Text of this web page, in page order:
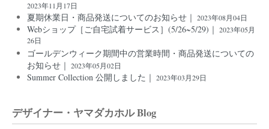
2023年11月17日
夏期休業日・商品発送についてのお知らせ｜ 2023年08月04日
Webショップ［ご自宅試着サービス］(5/26~5/29)｜ 2023年05月
26日
ゴールデンウィーク期間中の営業時間・商品発送についての
お知らせ｜ 2023年05月02日
Summer Collection 公開しました｜ 2023年03月29日
デザイナー・ヤマダカホル Blog